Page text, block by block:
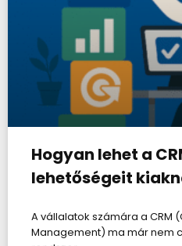
Hogyan lehet a
lehetőségeit
A vállalatok számára a CRM
Management) ma már nem